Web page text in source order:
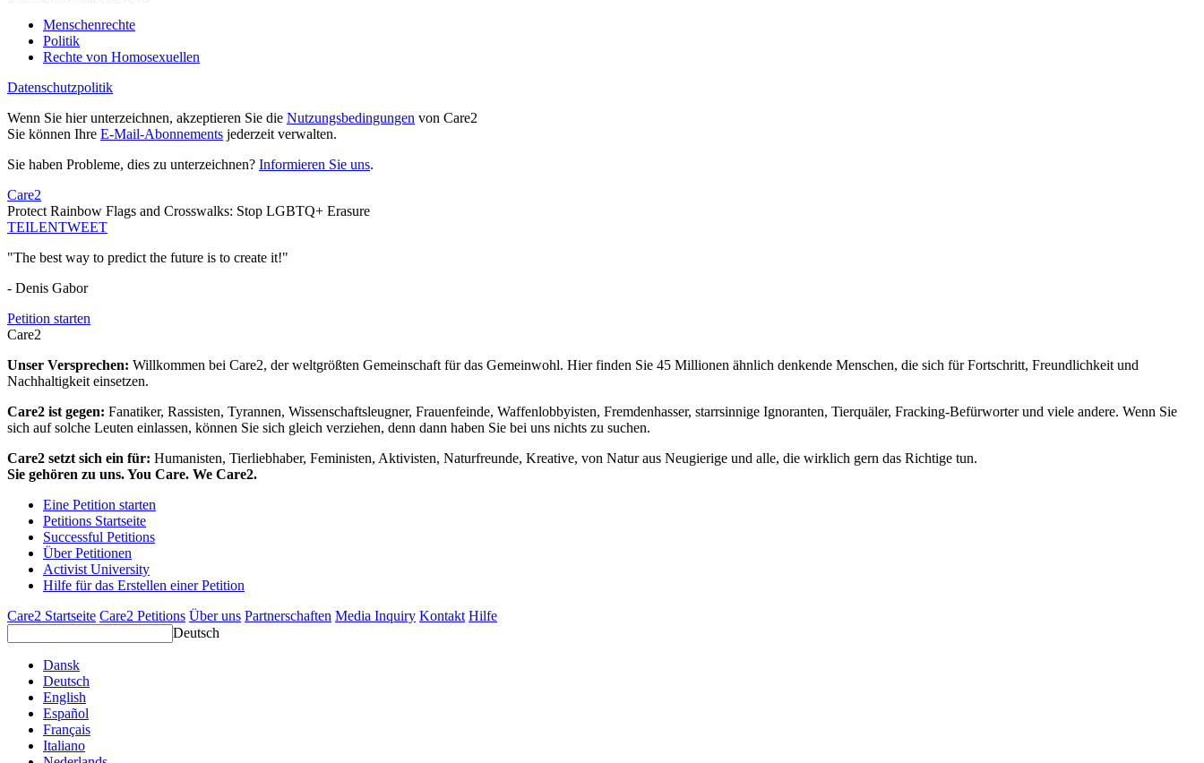
Menschenrechte
Politik
Rechte von Homosexuellen
Datenschutzpolitik
Wenn Sie hier unterzeichnen, akzeptieren Sie die Nutzungsbedingungen von Care2
Sie können Ihre E-Mail-Abonnements jederzeit verwalten.
Sie haben Probleme, dies zu unterzeichnen? Informieren Sie uns.
Care2
Protect Rainbow Flags and Crosswalks: Stop LGBTQ+ Erasure
TEILENTWEET
"The best way to predict the future is to create it!"
- Denis Gabor
Petition starten
Care2
Unser Versprechen: Willkommen bei Care2, der weltgrößten Gemeinschaft für das Gemeinwohl. Hier finden Sie 45 Millionen ähnlich denkende Menschen, die sich für Fortschritt, Freundlichkeit und
Nachhaltigkeit einsetzen.
Care2 ist gegen: Fanatiker, Rassisten, Tyrannen, Wissenschaftsleugner, Frauenfeinde, Waffenlobbyisten, Fremdenhasser, starrsinnige Ignoranten, Tierquäler, Fracking-Befürworter und viele andere. Wenn Sie
sich auf solche Leuten einlassen, können Sie sich gleich verziehen, denn dann haben Sie bei uns nichts zu suchen.
Care2 setzt sich ein für: Humanisten, Tierliebhaber, Feministen, Aktivisten, Naturfreunde, Kreative, von Natur aus Neugierige und alle, die wirklich gern das Richtige tun.
Sie gehören zu uns. You Care. We Care2.
Eine Petition starten
Petitions Startseite
Successful Petitions
Über Petitionen
Activist University
Hilfe für das Erstellen einer Petition
Care2 Startseite Care2 Petitions Über uns Partnerschaften Media Inquiry Kontakt Hilfe
Deutsch
Dansk
Deutsch
English
Español
Français
Italiano